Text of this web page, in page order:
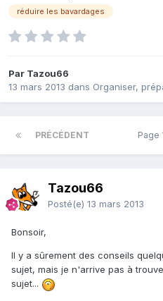
réduire les bavardages
Par Tazou66
13 mars 2013 dans Organiser,
PRÉCÉDENT Page
Tazou66
Posté(e) 13 mars 2013
Bonsoir,
Il y a sûrement des conseils
sujet, mais je n'arrive pas à
sujet...